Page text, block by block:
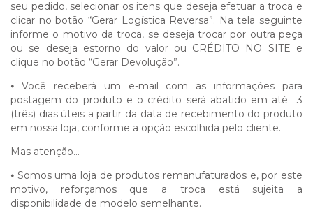
seu pedido, selecionar os itens que deseja efetuar a troca e
clicar no botão “Gerar Logística Reversa”. Na tela seguinte
informe o motivo da troca, se deseja trocar por outra peça
ou se deseja estorno do valor ou CRÉDITO NO SITE e
clique no botão “Gerar Devolução”.
⦁
Você receberá um e-mail com as informações para
postagem do produto e o crédito será abatido em até 3
(três) dias úteis a partir da data de recebimento do produto
em nossa loja, conforme a opção escolhida pelo cliente.
Mas atenção...
⦁ Somos uma loja de produtos remanufaturados e, por este
motivo, reforçamos que a troca está sujeita a
disponibilidade de modelo semelhante.